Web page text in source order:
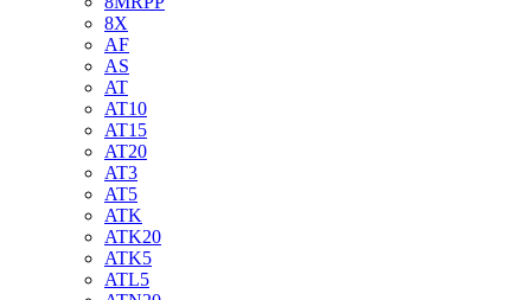
8X
AF
AS
AT
AT10
AT15
AT20
AT3
AT5
ATK
ATK20
ATK5
ATL5